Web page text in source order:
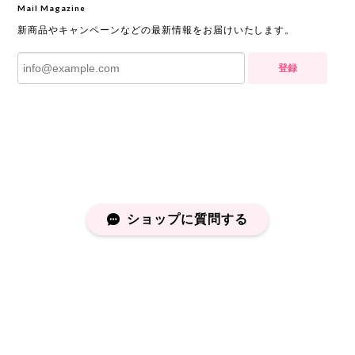
Mail Magazine
新商品やキャンペーンなどの最新情報をお届けいたします。
登録
ショップに質問する